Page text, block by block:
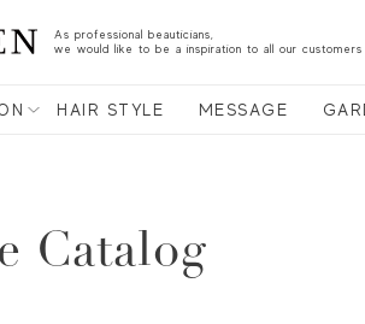
As professional beauticians,
we would like to be a inspiration to all our customers
HAIR STYLE MESSAGE
Catalog